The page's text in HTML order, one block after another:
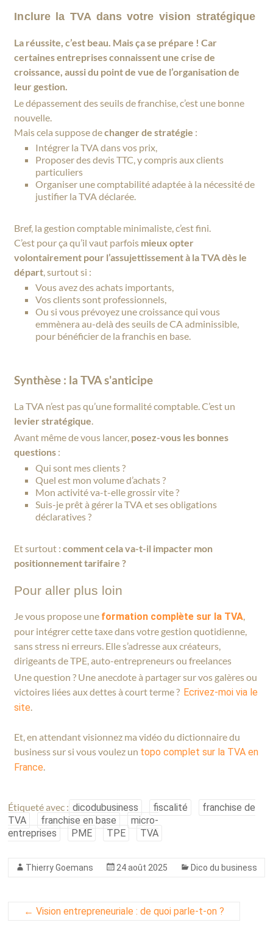
Inclure la TVA dans votre vision stratégique
La réussite, c’est beau. Mais ça se prépare ! Car
certaines entreprises connaissent une crise de
croissance, aussi du point de vue de l’organisation de
leur gestion.
Le dépassement des seuils de franchise, c’est une bonne
nouvelle.
Mais cela suppose dechanger de stratégie :
Intégrer la TVA dans vos prix,
Proposer des devis TTC, y compris aux clients
particuliers
Organiser une comptabilité adaptée à la nécessité de
justifier la TVA déclarée.
Bref, la gestion comptable minimaliste, c’est fini.
C’est pour ça qu’il vaut parfois mieux opter
volontairement pour l’assujettissement à la TVA dès le
départ, surtout si :
Vous avez des achats importants,
Vos clients sont professionnels,
Ou si vous prévoyez une croissance qui vous
emmènera au-delà des seuils de CA adminissible,
pour bénéficier de la franchis en base.
Synthèse : la TVA s'anticipe
La TVA n’est pas qu’une formalité comptable. C’est un
levier stratégique.
Avant même de vous lancer, posez-vous les bonnes
questions :
Qui sont mes clients ?
Quel est mon volume d’achats ?
Mon activité va-t-elle grossir vite ?
Suis-je prêt à gérer la TVA et ses obligations
déclaratives ?
Et surtout :comment cela va-t-il impacter mon
positionnement tarifaire ?
Pour aller plus loin
Je vous propose une formation complète sur la TVA
pour intégrer cette taxe dans votre gestion quotidienne,
sans stress ni erreurs. Elle s’adresse aux créateurs,
dirigeants de TPE, auto-entrepreneurs ou freelances
Une question ? Une anecdote à partager sur vos galères ou
victoires liées aux dettes à court terme ? Ecrivez-moi via le
site.
Et, en attendant visionnez ma vidéo du dictionnaire du
business sur si vous voulez un topo complet sur la TVA en
France.
Étiqueté avec : dicodubusiness fiscalité
franchise de
TVA
franchise en base
micro-
entreprises
PME TPE TVA
Thierry Goemans 24 août 2025 Dico du business
← Vision entrepreneuriale : de quoi parle-t-on ?